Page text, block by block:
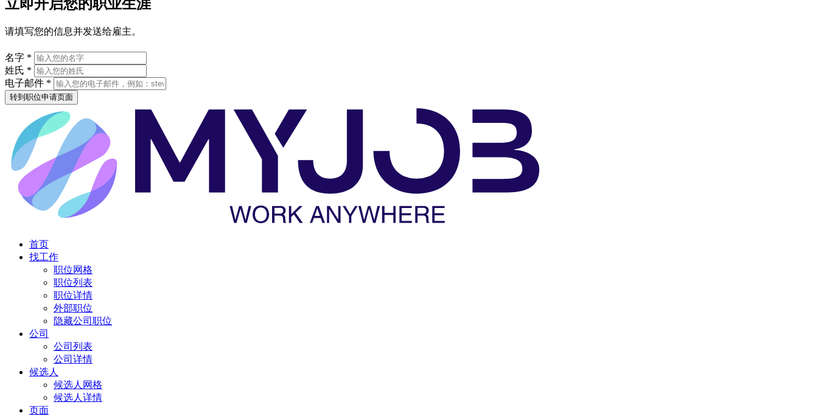
立即开启您的职业生涯
请填写您的信息并发送给雇主。
名字 *
姓氏 *
电子邮件 *
转到职位申请页面
首页
找工作
职位网格
职位列表
职位详情
外部职位
隐藏公司职位
公司
公司列表
公司详情
候选人
候选人网格
候选人详情
页面